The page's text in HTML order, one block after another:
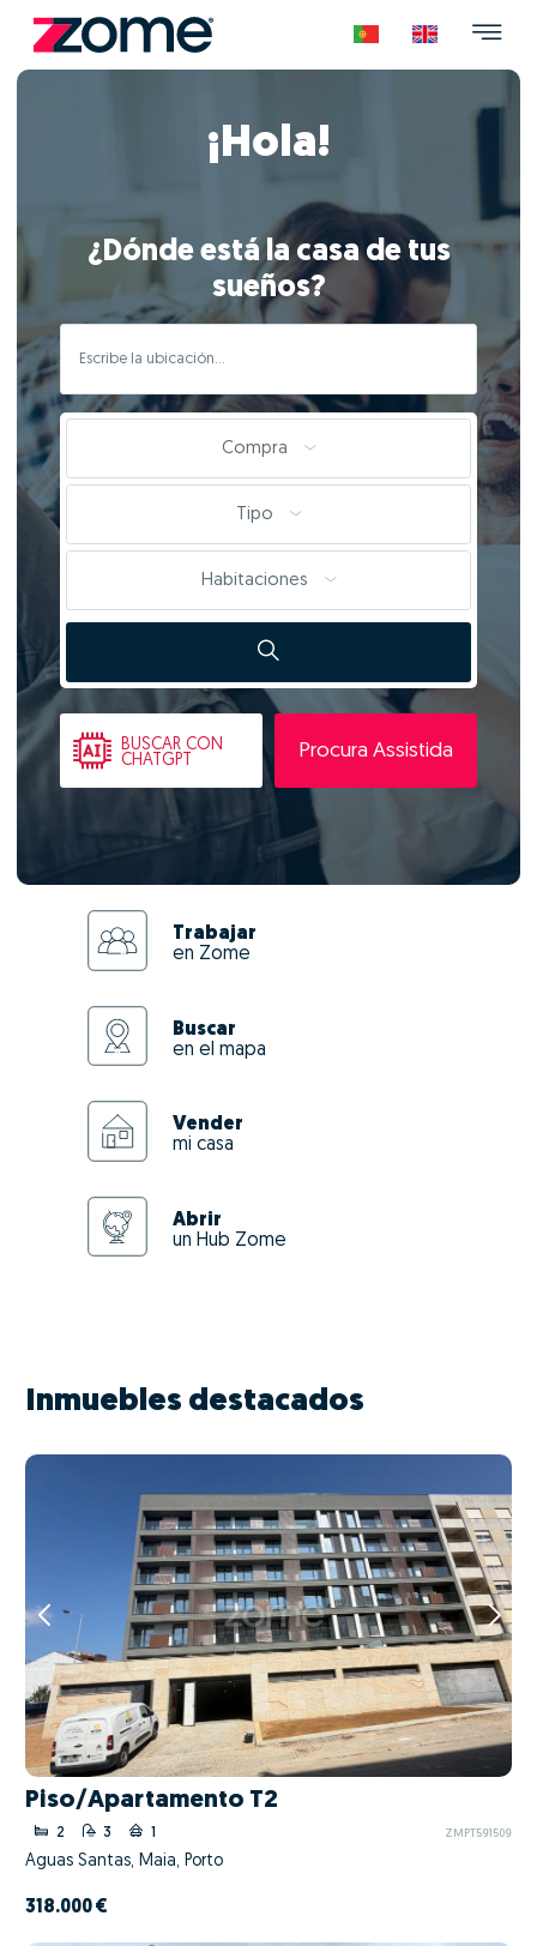
¡Hola!
¿Dónde está la casa de tus
sueños?
Compra
Tipo
Habitaciones
BUSCAR CON
CHATGPT
Procura Assistida
Trabajar
en Zome
Buscar
en el mapa
Vender
mi casa
Abrir
un Hub Zome
Inmuebles destacados
Piso/Apartamento T2
2 3 1 ZMPT591509
Águas Santas, Maia, Porto
318.000 €